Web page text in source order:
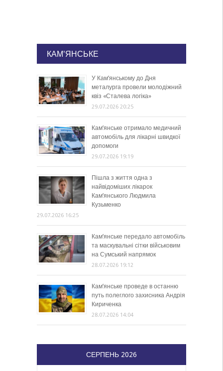
КАМ'ЯНСЬКЕ
У Кам’янському до Дня
металурга провели молодіжний
квіз «Сталева логіка»
29.07.2026 20:25
Кам’янське отримало медичний
автомобіль для лікарні швидкої
допомоги
29.07.2026 19:19
Пішла з життя одна з
найвідоміших лікарок
Кам’янського Людмила
Кузьменко
29.07.2026 16:25
Кам’янське передало автомобіль
та маскувальні сітки військовим
на Сумський напрямок
28.07.2026 19:12
Кам’янське проведе в останню
путь полеглого захисника Андрія
Кириченка
28.07.2026 14:04
СЕРПЕНЬ 2026